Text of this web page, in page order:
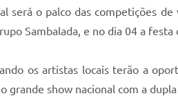
será o palco das competições
Sambalada, e no dia 04 a
os artistas locais terão a
grande show nacional com a